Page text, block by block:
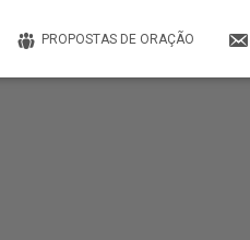
PROPOSTAS DE ORAÇÃO